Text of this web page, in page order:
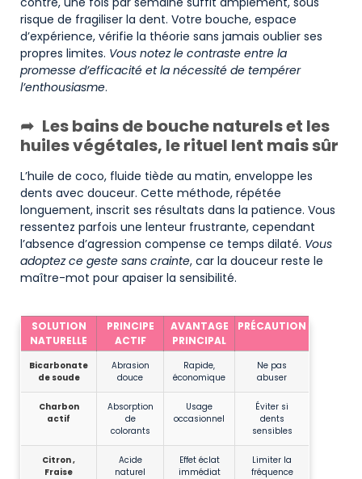
risque de fragiliser la dent. Votre bouche, espace
d’expérience, vérifie la théorie sans jamais oublier ses
propres limites. Vous notez le contraste entre la
promesse d’efficacité et la nécessité de tempérer
l’enthousiasme.
Les bains de bouche naturels et les
huiles végétales, le rituel lent mais sûr
L’huile de coco, fluide tiède au matin, enveloppe les
dents avec douceur. Cette méthode, répétée
longuement, inscrit ses résultats dans la patience. Vous
ressentez parfois une lenteur frustrante, cependant
l’absence d’agression compense ce temps dilaté. Vous
adoptez ce geste sans crainte, car la douceur reste le
maître-mot pour apaiser la sensibilité.
SOLUTION
NATURELLE
PRINCIPE
ACTIF
AVANTAGE
PRINCIPAL
PRÉCAUTION
Bicarbonate
de soude
Abrasion
douce
Rapide,
économique
Ne pas
abuser
Charbon
actif
Absorption
de
colorants
Usage
occasionnel
Éviter si
dents
sensibles
Citron ,
Fraise
Acide
naturel
Effet éclat
immédiat
Limiter la
fréquence